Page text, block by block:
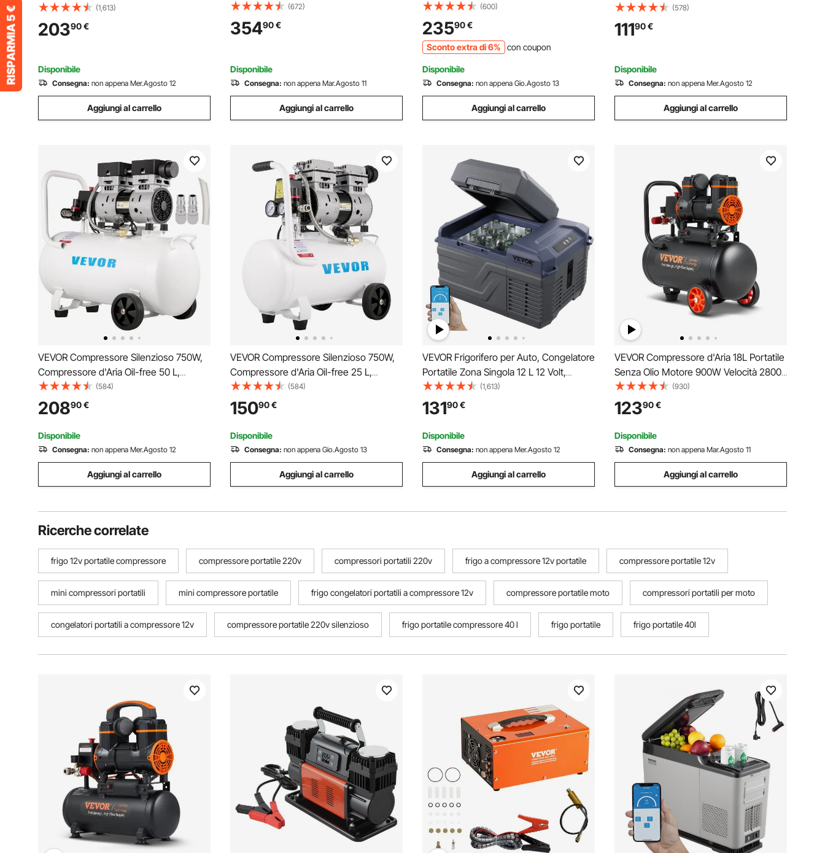
Gamma Regolabile da -20 ~ 20 ℃,
Dispositivo di Raffreddamento a
Compressore 12/24 V CC e 100-240 V
(1,613)
20390€
Disponibile
Consegna: non appena Mer.Agosto 12
Aggiungi al carrello
Zona Singola 60 L, Temperatura
Regolabile - 20 ~ 20 ℃, Refrigeratore a
Compressore per Casa, Esterno,
(672)
35490€
Disponibile
Consegna: non appena Mar.Agosto 11
Aggiungi al carrello
MMA LIFT TIG Corrente tra 50-250 A,
Saldatrice Portatile Spessore del Filo,
Saldatrice ad Arco Portatile 8,4kg
(600)
23590€
Sconto extra di 6% con coupon
Disponibile
Consegna: non appena Gio.Agosto 13
Aggiungi al carrello
da 320mm, Kit di Strumenti
Compressore a Molla Cilindro Idraulico
4,5T con Pedale per Rimozione Molle di
(578)
11190€
Disponibile
Consegna: non appena Mer.Agosto 12
Aggiungi al carrello
VEVOR Compressore Silenzioso 750W,
Compressore d'Aria Oil-free 50 L,
Pressione 8 Bar, Compressore d'Aria
Silenzioso 220V, Compressore Aria
Portatile, Rumorosità: 68 dB, per
Esigenze di Gonfiaggio
(584)
20890€
Disponibile
Consegna: non appena Mer.Agosto 12
Aggiungi al carrello
VEVOR Compressore Silenzioso 750W,
Compressore d'Aria Oil-free 25 L,
Pressione 8 Bar, Compressore d'Aria
Silenzioso 220V, Compressore Aria
Portatile, per Esigenze di Gonfiaggio
(584)
15090€
Disponibile
Consegna: non appena Gio.Agosto 13
Aggiungi al carrello
VEVOR Frigorifero per Auto, Congelatore
Portatile Zona Singola 12 L 12 Volt,
Gamma Regolabile da -20 ~ 20 ℃,
Dispositivo di Raffreddamento a
Compressore 12/24 V CC e 100-240 V
CA per Campeggio Camper
(1,613)
13190€
Disponibile
Consegna: non appena Mer.Agosto 12
Aggiungi al carrello
VEVOR Compressore d'Aria 18L Portatile
Senza Olio Motore 900W Velocità 2800
giri/min per Aerografo Inchiodatura,
Compressore d'Aria a Secco Portatile
Rumore 70dB 2 Silenziatori Temperatura
-50℃ - 40℃
(930)
12390€
Disponibile
Consegna: non appena Mar.Agosto 11
Aggiungi al carrello
Ricerche correlate
frigo 12v portatile compressore compressore portatile 220v compressori portatili 220v frigo a compressore 12v portatile compressore portatile 12v
mini compressori portatili mini compressore portatile frigo congelatori portatili a compressore 12v compressore portatile moto compressori portatili per moto
congelatori portatili a compressore 12v compressore portatile 220v silenzioso frigo portatile compressore 40 l frigo portatile frigo portatile 40l